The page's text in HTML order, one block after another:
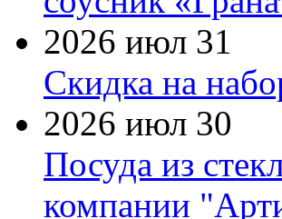
2026 июл 31
Скидка на
2026 июл 30
Посуда из
компании